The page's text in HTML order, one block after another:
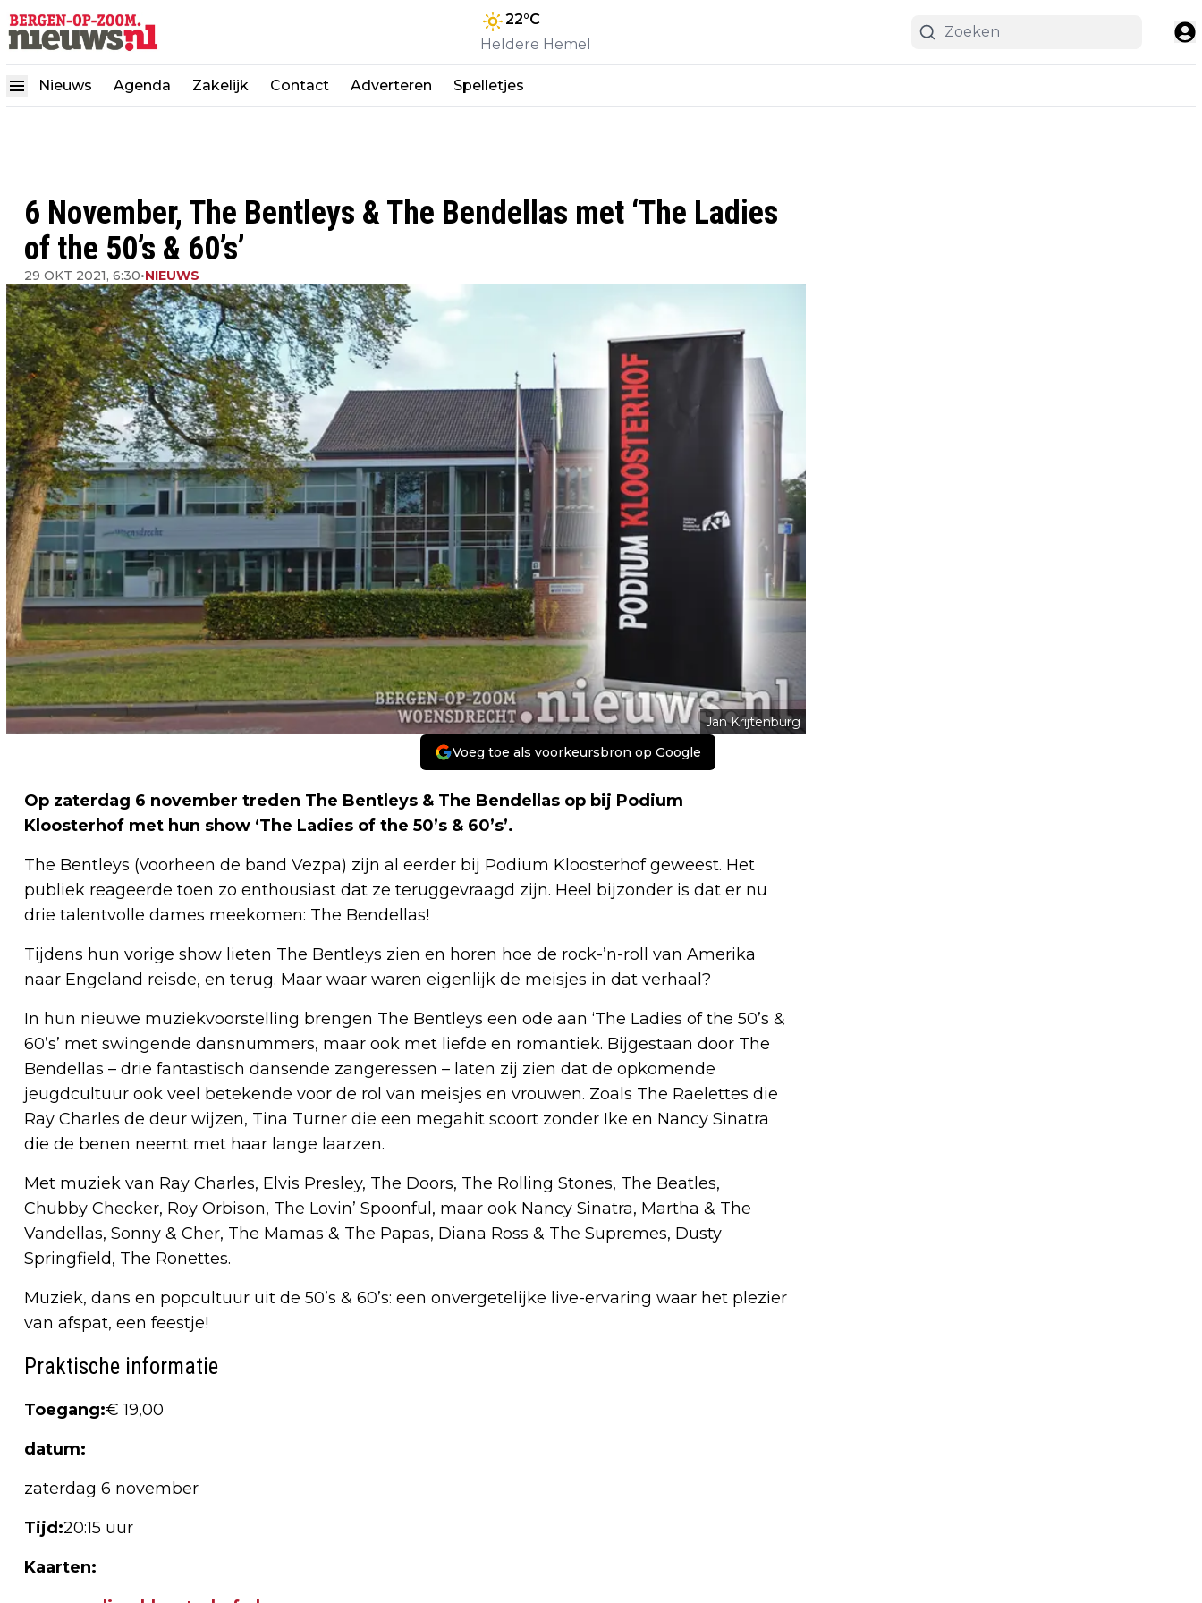
22°C
Heldere Hemel
Nieuws Agenda Zakelijk Contact Adverteren Spelletjes
6 November, The Bentleys & The Bendellas met ‘The Ladies
of the 50’s & 60’s’
29 OKT 2021, 6:30•NIEUWS
Jan Krijtenburg
Voeg toe als voorkeursbron op Google
Op zaterdag 6 november treden The Bentleys & The Bendellas op bij Podium
Kloosterhof met hun show ‘The Ladies of the 50’s & 60’s’.
The Bentleys (voorheen de band Vezpa) zijn al eerder bij Podium Kloosterhof geweest. Het
publiek reageerde toen zo enthousiast dat ze teruggevraagd zijn. Heel bijzonder is dat er nu
drie talentvolle dames meekomen: The Bendellas!
Tijdens hun vorige show lieten The Bentleys zien en horen hoe de rock-’n-roll van Amerika
naar Engeland reisde, en terug. Maar waar waren eigenlijk de meisjes in dat verhaal?
In hun nieuwe muziekvoorstelling brengen The Bentleys een ode aan ‘The Ladies of the 50’s &
60’s’ met swingende dansnummers, maar ook met liefde en romantiek. Bijgestaan door The
Bendellas – drie fantastisch dansende zangeressen – laten zij zien dat de opkomende
jeugdcultuur ook veel betekende voor de rol van meisjes en vrouwen. Zoals The Raelettes die
Ray Charles de deur wijzen, Tina Turner die een megahit scoort zonder Ike en Nancy Sinatra
die de benen neemt met haar lange laarzen.
Met muziek van Ray Charles, Elvis Presley, The Doors, The Rolling Stones, The Beatles,
Chubby Checker, Roy Orbison, The Lovin’ Spoonful, maar ook Nancy Sinatra, Martha & The
Vandellas, Sonny & Cher, The Mamas & The Papas, Diana Ross & The Supremes, Dusty
Springfield, The Ronettes.
Muziek, dans en popcultuur uit de 50’s & 60’s: een onvergetelijke live-ervaring waar het plezier
van afspat, een feestje!
Praktische informatie
Toegang:€ 19,00
datum:
zaterdag 6 november
Tijd:20:15 uur
Kaarten: